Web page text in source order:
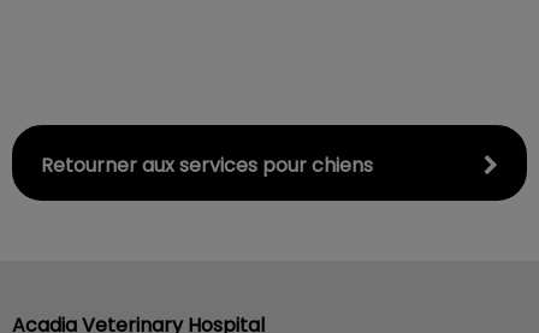
Retourner aux services pour chiens
Acadia Veterinary Hospital